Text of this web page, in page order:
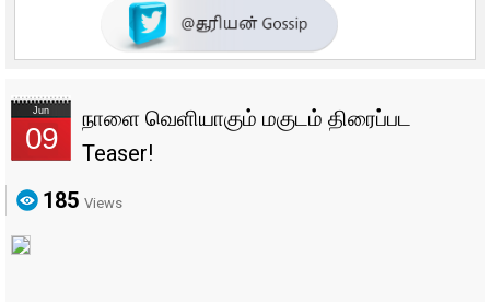
Jun
09
நாளை வெளியாகும் மகுடம் திரைப்பட
Teaser!
185 Views